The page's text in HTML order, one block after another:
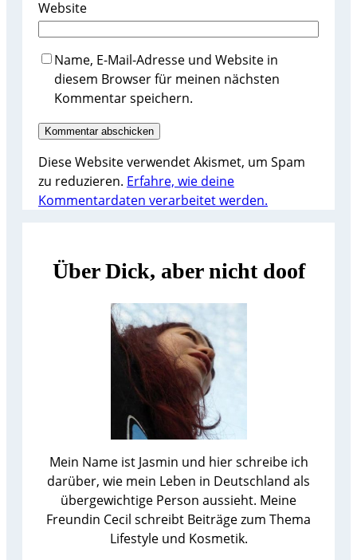
Website
Name, E-Mail-Adresse und Website in
diesem Browser für meinen nächsten
Kommentar speichern.
Diese Website verwendet Akismet, um Spam
zu reduzieren. Erfahre, wie deine
Kommentardaten verarbeitet werden.
Über Dick, aber nicht doof
Mein Name ist Jasmin und hier schreibe ich
darüber, wie mein Leben in Deutschland als
übergewichtige Person aussieht. Meine
Freundin Cecil schreibt Beiträge zum Thema
Lifestyle und Kosmetik.